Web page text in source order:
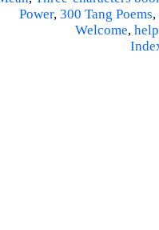
Power, 300 Tang Poems,
Welcome, help